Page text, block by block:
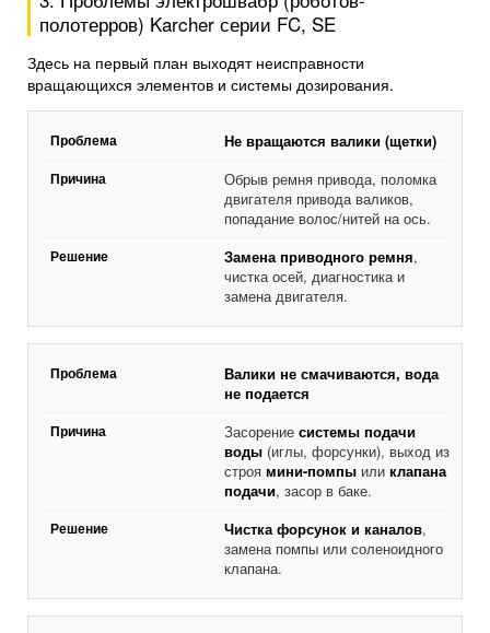
полотерров) Karcher серии FC, SE
Здесь на первый план выходят неисправности
вращающихся элементов и системы дозирования.
Не вращаются валики (щетки)
Обрыв ремня привода, поломка
двигателя привода валиков,
попадание волос/нитей на ось.
Замена приводного ремня,
чистка осей, диагностика и
замена двигателя.
Валики не смачиваются, вода
не подается
Засорениесистемы подачи
воды (иглы, форсунки), выход из
строямини-помпы иликлапана
подачи, засор в баке.
Чистка форсунок и каналов,
замена помпы или соленоидного
клапана.